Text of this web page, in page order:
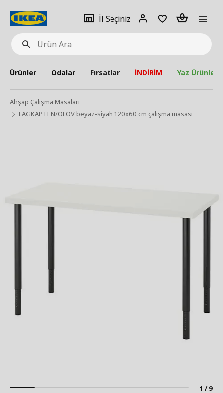
Ürün
Ara
İl Seçiniz
Giriş
Adet
Ürünler Odalar Fırsatlar İNDİRİM Yaz Ürünleri
Ahşap Çalışma Masaları
LAGKAPTEN/OLOV beyaz-siyah 120x60 cm çalışma masası
1 / 9